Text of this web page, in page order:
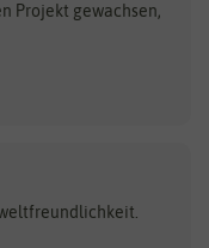
Elite
Projekt gewachsen,